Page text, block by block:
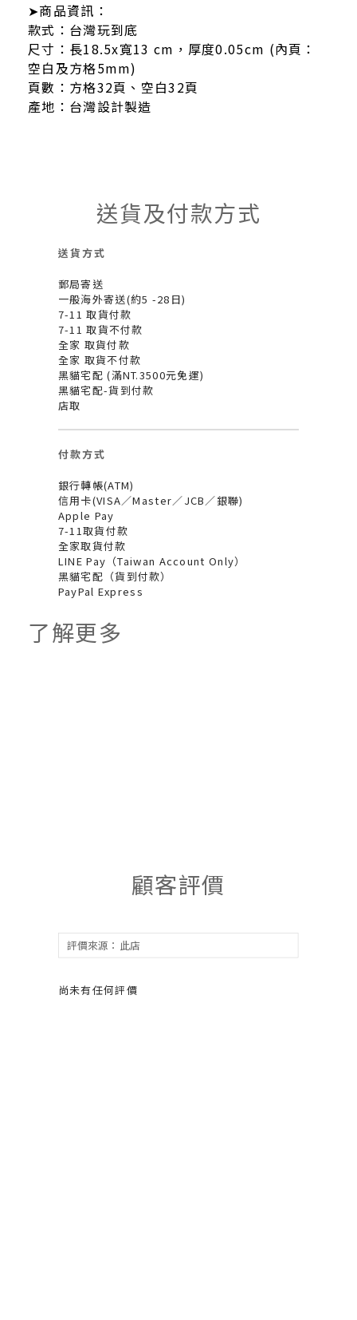
➤商品資訊：
款式：台灣玩到底
尺寸：長18.5x寬13 cm，厚度0.05cm (內頁：
空白及方格5mm)
頁數： 方格32頁、 空白32頁
產地：台灣設計製造
送貨及付款方式
送貨方式
郵局寄送
一般海外寄送(約5 -28日)
7-11 取貨付款
7-11 取貨不付款
全家 取貨付款
全家 取貨不付款
黑貓宅配 (滿NT.3500元免運)
黑貓宅配-貨到付款
店取
付款方式
銀行轉帳(ATM)
信用卡(VISA／Master／JCB／銀聯)
Apple Pay
7-11取貨付款
全家取貨付款
LINE Pay（Taiwan Account Only）
黑貓宅配（貨到付款）
PayPal Express
了解更多
顧客評價
尚未有任何評價